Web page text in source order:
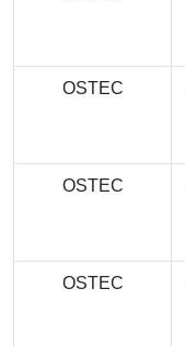
OSTEC
OSTEC
OSTEC